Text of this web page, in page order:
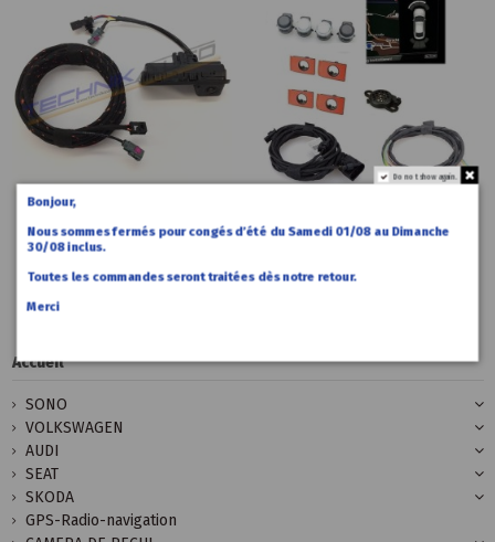
Caméra de
recul Audi
A4 B9/8W
259,00 €
Radars
Audi A4 B9
390,00 €
Accueil
SONO
VOLKSWAGEN
AUDI
SEAT
SKODA
GPS-Radio-navigation
Do not show again.
Bonjour,
Nous sommes fermés pour congés d’été du Samedi 01/08 au Dimanche
30/08 inclus.
Toutes les commandes seront traitées dès notre retour.
Merci